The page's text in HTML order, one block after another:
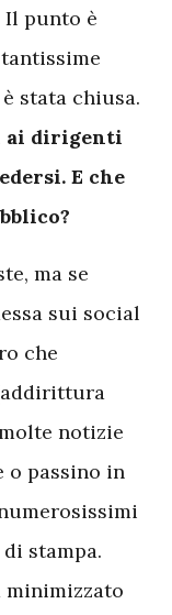
Il punto è
stata chiusa.
ai dirigenti
E che
ma se
sui social
che
notizie
o passino in
stampa.
minimizzato